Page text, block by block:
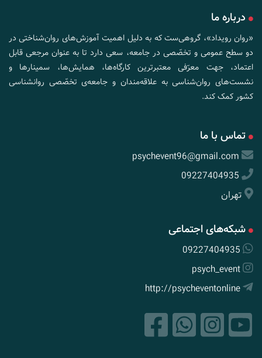
درباره ما
«روان رویداد»، گروهی‌ست که به دلیل اهمیت آموزش‌های روان‌شناختی در
دو سطح عمومی و تخصّصی در جامعه، سعی دارد تا به عنوان مرجعی قابل
اعتماد، جهت معرّفی معتبرترین کارگاه‌ها، همایش‌ها، سمینارها و
نشست‌های روان‌شناسی به علاقه‌مندان و جامعه‌ی تخصّصی روانشناسی
کشور کمک کند.
تماس با ما
psychevent96@gmail.com
09227404935
تهران
شبکه‌های اجتماعی
09227404935
psych_event
http://psycheventonline